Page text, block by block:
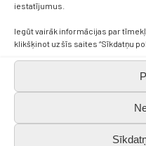
iestatījumus.
Iegūt vairāk informācijas par
klikšķinot uz šīs saites “Sīkdatņu
Ezera iela 6, Brocēni,
Svarīgākais skolēniem